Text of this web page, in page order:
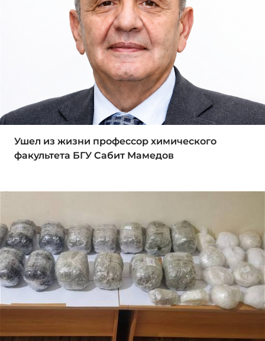
Ушел из жизни профессор химического
факультета БГУ Сабит Мамедов